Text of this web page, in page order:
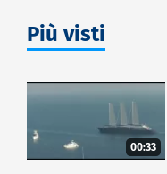
Più visti
00:33